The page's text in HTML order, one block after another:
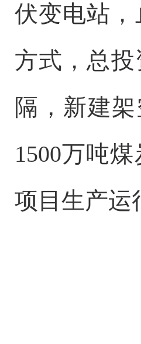
伏变电站
方式，总投
隔，新建
1500万吨
项目生产运